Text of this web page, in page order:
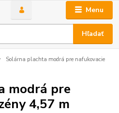
Menu
Hľadať
Solárna plachta modrá pre nafukovacie
modrá pre
4,57 m